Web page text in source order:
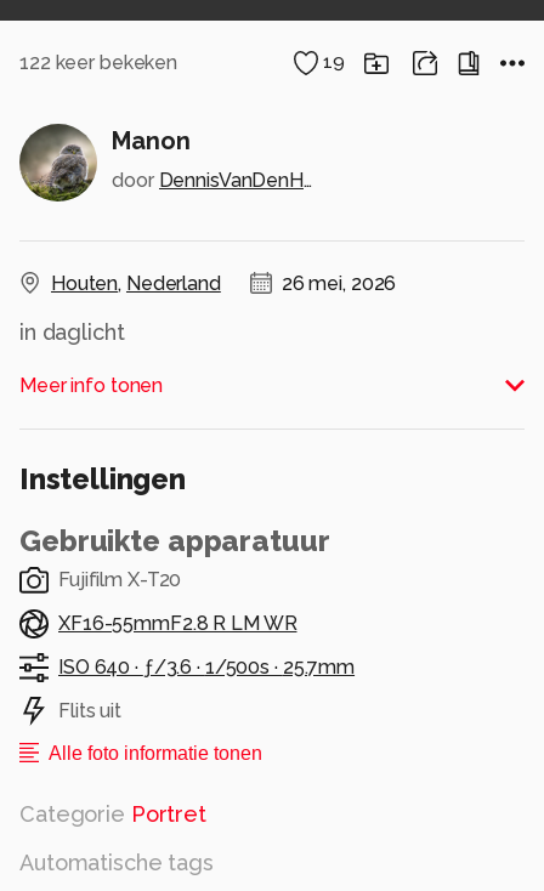
122 keer bekeken 19
Manon
door DennisVanDenHeuvel
Houten, Nederland 26 mei, 2026
in daglicht
Alle rechten voorbehouden
Meer info tonen
Instellingen
Gebruikte apparatuur
Fujifilm X-T20
XF16-55mmF2.8 R LM WR
ISO 640 · ƒ/3.6 · 1/500s · 25.7mm
Flits uit
Alle foto informatie tonen
Categorie Portret
Automatische tags